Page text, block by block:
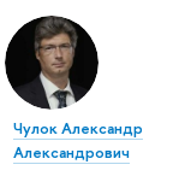
Чулок Александр
Александрович